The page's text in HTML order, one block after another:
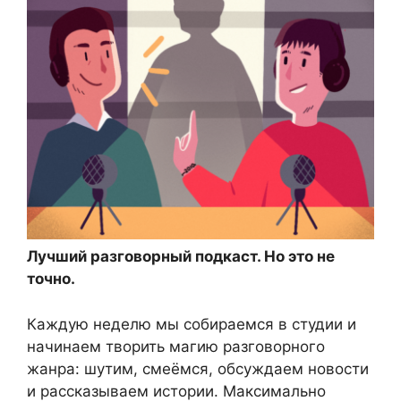
Лучший разговорный подкаст. Но это не
точно.
Каждую неделю мы собираемся в студии и
начинаем творить магию разговорного
жанра: шутим, смеёмся, обсуждаем новости
и рассказываем истории. Максимально